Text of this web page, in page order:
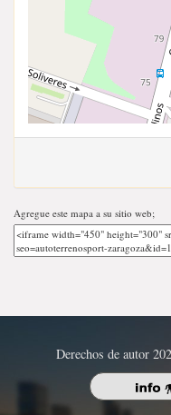
Agregue este mapa a su sitio web;
Derechos de autor